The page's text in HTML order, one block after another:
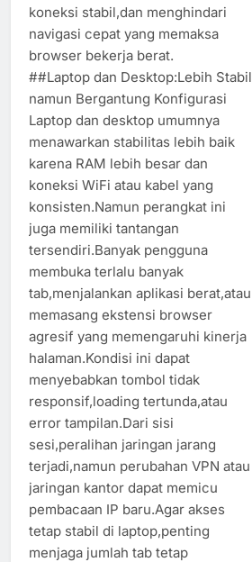
koneksi stabil,dan menghindari
navigasi cepat yang memaksa
browser bekerja berat.
##Laptop dan Desktop:Lebih Stabil
namun Bergantung Konfigurasi
Laptop dan desktop umumnya
menawarkan stabilitas lebih baik
karena RAM lebih besar dan
koneksi WiFi atau kabel yang
konsisten.Namun perangkat ini
juga memiliki tantangan
tersendiri.Banyak pengguna
membuka terlalu banyak
tab,menjalankan aplikasi berat,atau
memasang ekstensi browser
agresif yang memengaruhi kinerja
halaman.Kondisi ini dapat
menyebabkan tombol tidak
responsif,loading tertunda,atau
error tampilan.Dari sisi
sesi,peralihan jaringan jarang
terjadi,namun perubahan VPN atau
jaringan kantor dapat memicu
pembacaan IP baru.Agar akses
tetap stabil di laptop,penting
menjaga jumlah tab tetap